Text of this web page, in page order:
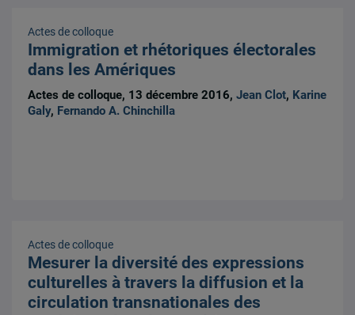
Actes de colloque
Immigration et rhétoriques électorales
dans les Amériques
Actes de colloque, 13 décembre 2016,Jean Clot, Karine
Galy, Fernando A. Chinchilla
Actes de colloque
Mesurer la diversité des expressions
culturelles à travers la diffusion et la
circulation transnationales des